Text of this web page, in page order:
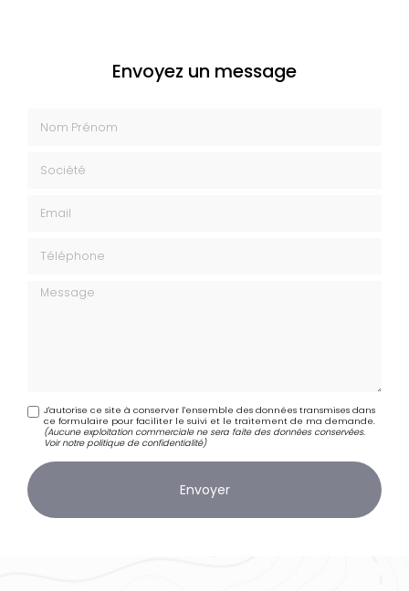
Envoyez un message
Message
J'autorise ce site à conserver l'ensemble des données transmises dans
ce formulaire pour faciliter le suivi et le traitement de ma demande.
(Aucune exploitation commerciale ne sera faite des données conservées.
Voir notrepolitique de confidentialité)